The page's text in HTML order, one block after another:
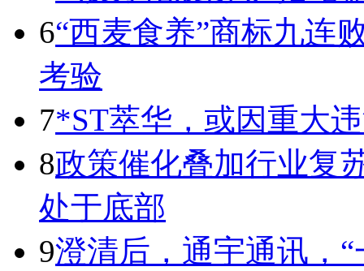
6“西麦食养”商标九连
考验
7*ST萃华，或因重大
8政策催化叠加行业复
处于底部
9澄清后，通宇通讯，